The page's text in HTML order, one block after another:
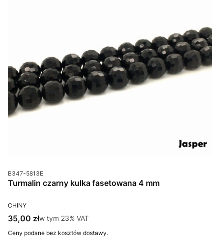
Kod produktu
B347-5813E
Turmalin czarny kulka fasetowana 4 mm
PRODUCENT
CHINY
Cena brutto
35,00 złw tym %s VAT
w tym 23% VAT
Ceny podane bez kosztów dostawy.